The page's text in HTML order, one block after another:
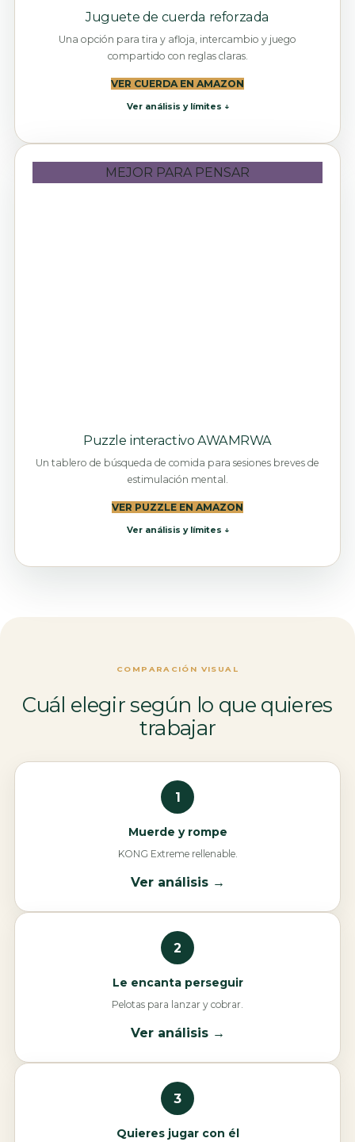
Juguete de cuerda reforzada
Una opción para tira y afloja, intercambio y juego
compartido con reglas claras.
VER CUERDA EN AMAZON
Ver análisis y límites ↓
MEJOR PARA PENSAR
Puzzle interactivo AWAMRWA
Un tablero de búsqueda de comida para sesiones breves de
estimulación mental.
VER PUZZLE EN AMAZON
Ver análisis y límites ↓
COMPARACIÓN VISUAL
Cuál elegir según lo que quieres
trabajar
1
Muerde y rompe
KONG Extreme rellenable.
Ver análisis →
2
Le encanta perseguir
Pelotas para lanzar y cobrar.
Ver análisis →
3
Quieres jugar con él